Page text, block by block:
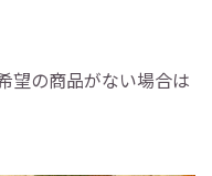
望の商品がない場合は